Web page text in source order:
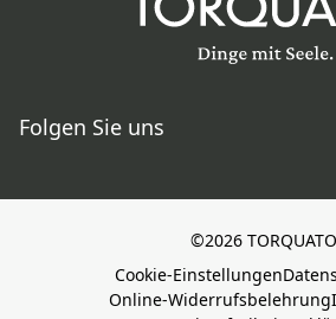
Folgen Sie uns
©2026
Cookie-Einstellungen
Online-Widerrufsbelehrung